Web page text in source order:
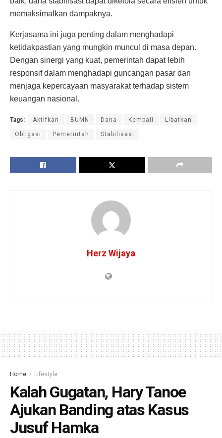
memaksimalkan dampaknya.
Kerjasama ini juga penting dalam menghadapi
ketidakpastian yang mungkin muncul di masa depan.
Dengan sinergi yang kuat, pemerintah dapat lebih
responsif dalam menghadapi guncangan pasar dan
menjaga kepercayaan masyarakat terhadap sistem
keuangan nasional.
Tags: Aktifkan BUMN Dana Kembali Libatkan
Obligasi Pemerintah Stabilisasi
Herz Wijaya
Home Lifestyle
Kalah Gugatan, Hary Tanoe
Ajukan Banding atas Kasus
Jusuf Hamka